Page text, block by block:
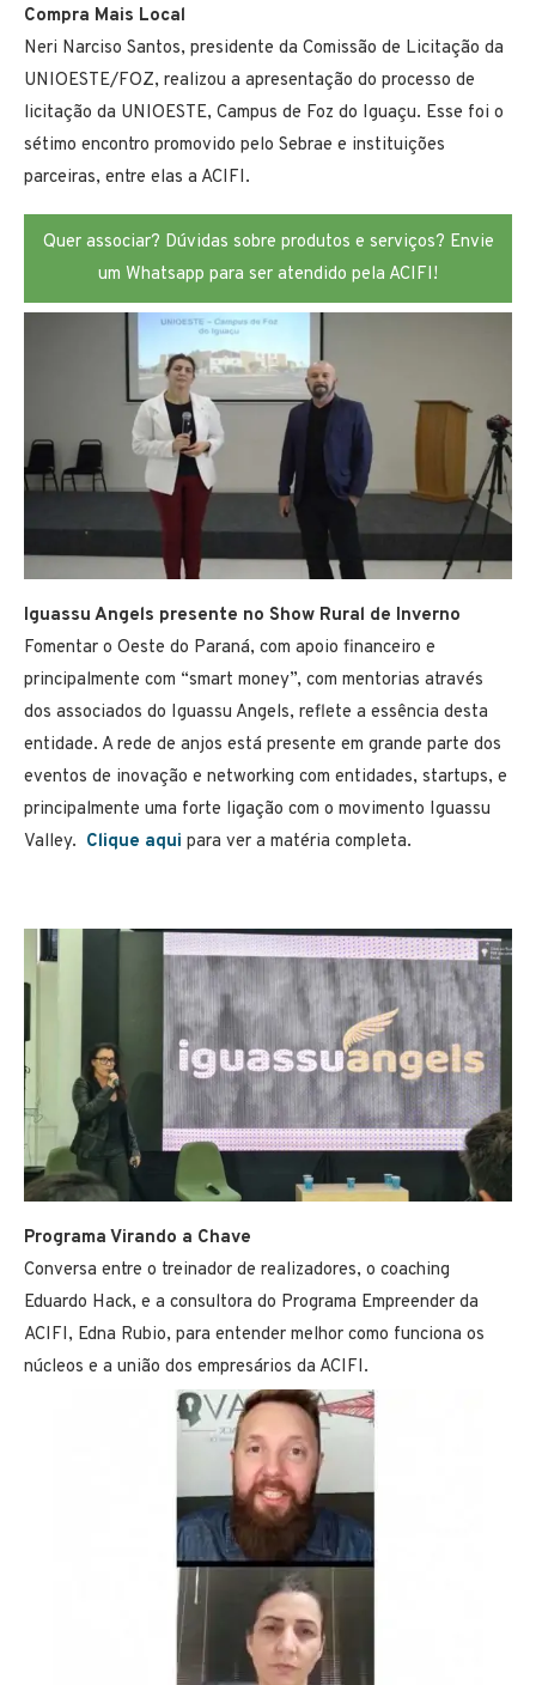
Compra Mais Local
Neri Narciso Santos, presidente da Comissão de Licitação da
UNIOESTE/FOZ, realizou a apresentação do processo de
licitação da UNIOESTE, Campus de Foz do Iguaçu. Esse foi o
sétimo encontro promovido pelo Sebrae e instituições
parceiras, entre elas a ACIFI.
Quer associar? Dúvidas sobre produtos e serviços? Envie
um Whatsapp para ser atendido pela ACIFI!
Iguassu Angels presente no Show Rural de Inverno
Fomentar o Oeste do Paraná, com apoio financeiro e
principalmente com “smart money”, com mentorias através
dos associados do Iguassu Angels, reflete a essência desta
entidade. A rede de anjos está presente em grande parte dos
eventos de inovação e networking com entidades, startups, e
principalmente uma forte ligação com o movimento Iguassu
Valley. Clique aqui para ver a matéria completa.
Programa Virando a Chave
Conversa entre o treinador de realizadores, o coaching
Eduardo Hack, e a consultora do Programa Empreender da
ACIFI, Edna Rubio, para entender melhor como funciona os
núcleos e a união dos empresários da ACIFI.